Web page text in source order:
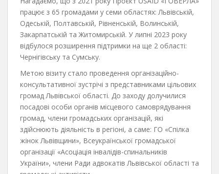
працює з 65 громадами у семи областях: Львівській,
Одеській, Полтавській, Рівненській, Волинській,
Закарпатській та Житомирській. У липні 2023 року
відбулося розширення підтримки на ще 2 області:
Чернігівську та Сумську.
Метою візиту стало проведення організаційно-
консультативної зустрічі з представниками цільових
громад Львівської області. До заходу долучилися
посадові особи органів місцевого самоврядування
громад, члени громадських організацій, які
здійснюють діяльність в регіоні, а саме: ГО «Спілка
жінок Львівщини», Всеукраїнської громадської
організації «Асоціація інвалідів-спинальників
України», члени Ради адвокатів Львівської області та